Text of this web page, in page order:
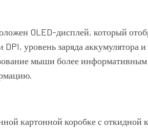
OLED-дисплей, который
уровень заряда аккумулятора
мыши более
картонной коробке с